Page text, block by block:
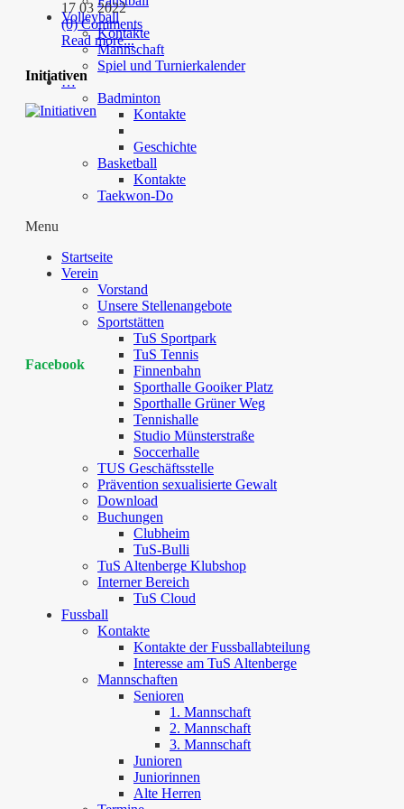
Volleyball
Kontakte
Mannschaft
Spiel und Turnierkalender
…
Badminton
Kontakte
Geschichte
Basketball
Kontakte
Taekwon-Do
Menu
Startseite
Verein
Vorstand
Unsere Stellenangebote
Sportstätten
TuS Sportpark
TuS Tennis
Finnenbahn
Sporthalle Gooiker Platz
Sporthalle Grüner Weg
Tennishalle
Studio Münsterstraße
Soccerhalle
TUS Geschäftsstelle
Prävention sexualisierte Gewalt
Download
Buchungen
Clubheim
TuS-Bulli
TuS Altenberge Klubshop
Interner Bereich
TuS Cloud
Fussball
Kontakte
Kontakte der Fussballabteilung
Interesse am TuS Altenberge
Mannschaften
Senioren
1. Mannschaft
2. Mannschaft
3. Mannschaft
Junioren
Juniorinnen
Alte Herren
17 03 2022
(0) Comments
Read more...
Initiativen
Facebook